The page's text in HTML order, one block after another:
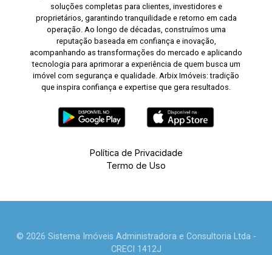
soluções completas para clientes, investidores e
proprietários, garantindo tranquilidade e retorno em cada
operação. Ao longo de décadas, construímos uma
reputação baseada em confiança e inovação,
acompanhando as transformações do mercado e aplicando
tecnologia para aprimorar a experiência de quem busca um
imóvel com segurança e qualidade. Arbix Imóveis: tradição
que inspira confiança e expertise que gera resultados.
Política de Privacidade
Termo de Uso
© 2026 Sistema Imóveis Administradora e Consultoria Ltda -
CRECI 1412J